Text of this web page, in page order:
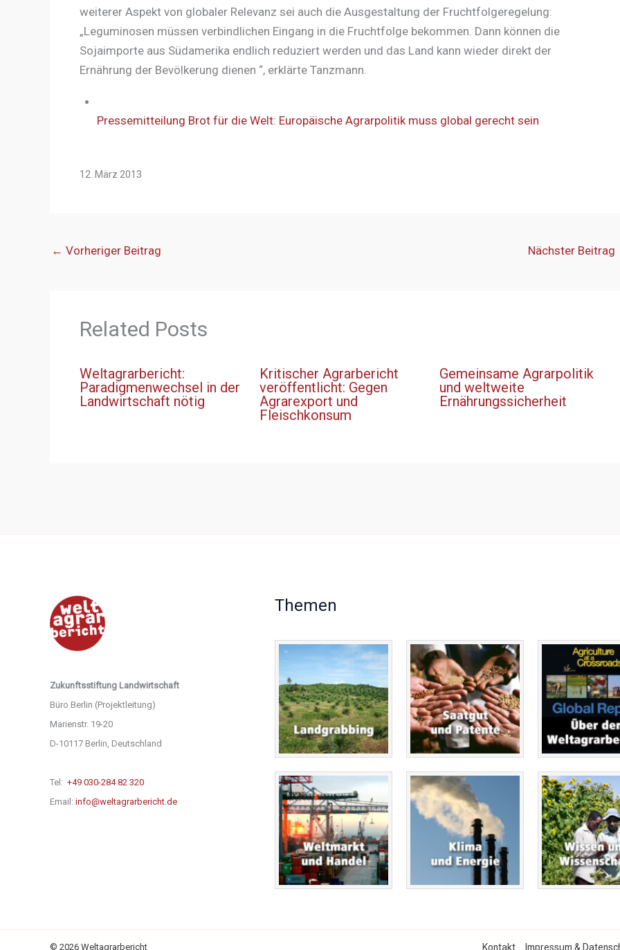
weiterer Aspekt von globaler Relevanz sei auch die Ausgestaltung der Fruchtfolgeregelung:
„Leguminosen müssen verbindlichen Eingang in die Fruchtfolge bekommen. Dann können die
Sojaimporte aus Südamerika endlich reduziert werden und das Land kann wieder direkt der
Ernährung der Bevölkerung dienen “, erklärte Tanzmann.
Pressemitteilung Brot für die Welt: Europäische Agrarpolitik muss global gerecht sein
12. März 2013
← Vorheriger Beitrag Nächster Beitrag
Related Posts
Weltagrarbericht:
Paradigmenwechsel in der
Landwirtschaft nötig
Kritischer Agrarbericht
veröffentlicht: Gegen
Agrarexport und
Fleischkonsum
Gemeinsame Agrarpolitik
und weltweite
Ernährungssicherheit
Zukunftsstiftung Landwirtschaft
Büro Berlin (Projektleitung)
Marienstr. 19-20
D-10117 Berlin, Deutschland
Tel: +49 030-284 82 320
Email: info@weltagrarbericht.de
Themen
© 2026 Weltagrarbericht Kontakt Impressum &